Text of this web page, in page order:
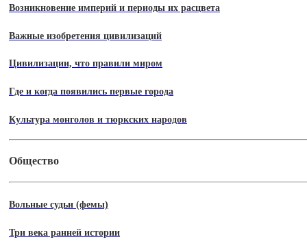
Возникновение империй и периоды их расцвета
Важные изобретения цивилизаций
Цивилизации, что правили миром
Где и когда появились первые города
Культура монголов и тюркских народов
Общество
Вольные судьи (фемы)
Три века ранней истории